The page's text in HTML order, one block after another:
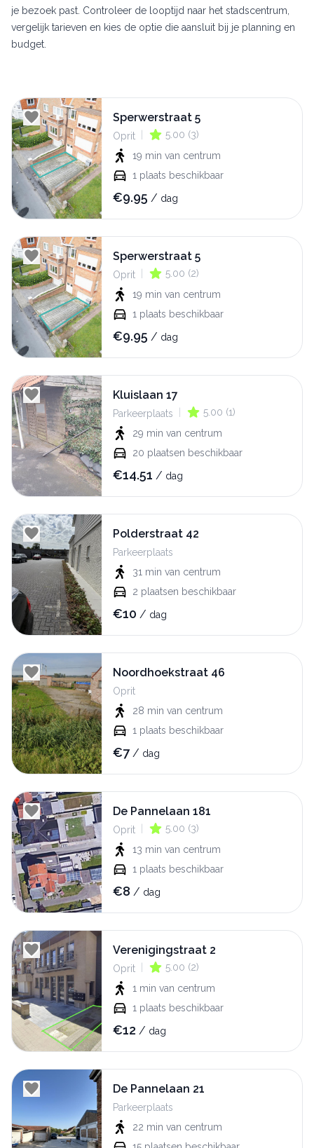
je bezoek past. Controleer de looptijd naar het stadscentrum,
vergelijk tarieven en kies de optie die aansluit bij je planning en
budget.
Sperwerstraat 5
Oprit 5.00 (3)
19 min van centrum
1 plaats beschikbaar
€9.95 / dag
Sperwerstraat 5
Oprit 5.00 (2)
19 min van centrum
1 plaats beschikbaar
€9.95 / dag
Kluislaan 17
Parkeerplaats 5.00 (1)
29 min van centrum
20 plaatsen beschikbaar
€14.51 / dag
Polderstraat 42
Parkeerplaats
31 min van centrum
2 plaatsen beschikbaar
€10 / dag
Noordhoekstraat 46
Oprit
28 min van centrum
1 plaats beschikbaar
€7 / dag
De Pannelaan 181
Oprit 5.00 (3)
13 min van centrum
1 plaats beschikbaar
€8 / dag
Verenigingstraat 2
Oprit 5.00 (2)
1 min van centrum
1 plaats beschikbaar
€12 / dag
De Pannelaan 21
Parkeerplaats
22 min van centrum